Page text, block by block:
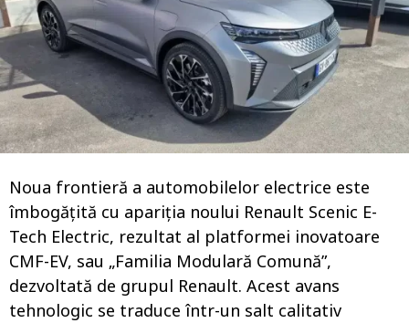
a
g
o
Noua frontieră a automobilelor electrice este
îmbogățită cu apariția noului Renault Scenic E-
Tech Electric, rezultat al platformei inovatoare
CMF-EV, sau „Familia Modulară Comună”,
dezvoltată de grupul Renault. Acest avans
tehnologic se traduce într-un salt calitativ